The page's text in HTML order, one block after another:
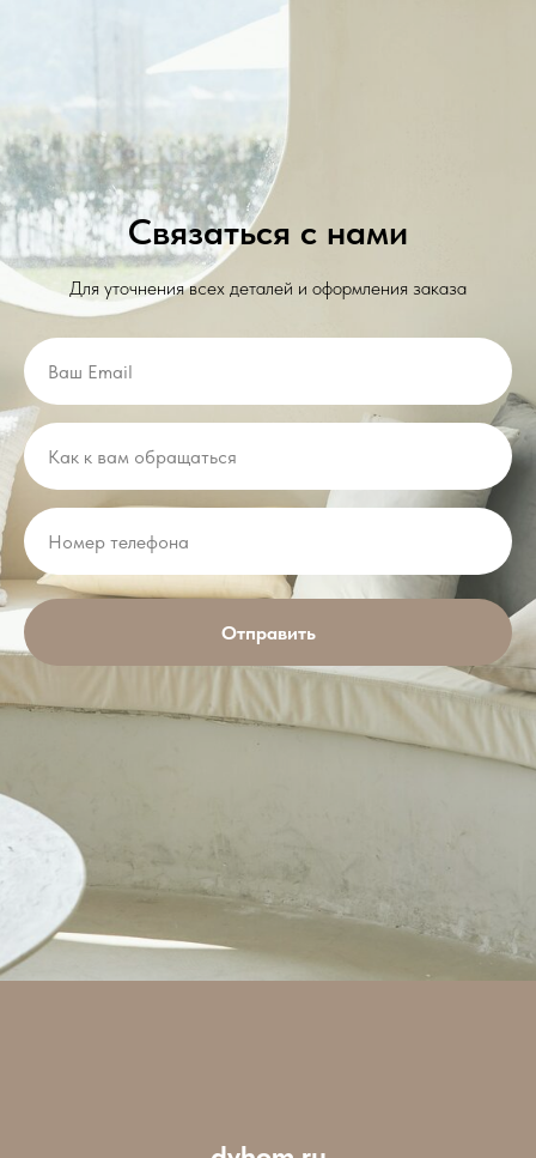
Связаться с нами
Для уточнения всех деталей и оформления заказа
Отправить